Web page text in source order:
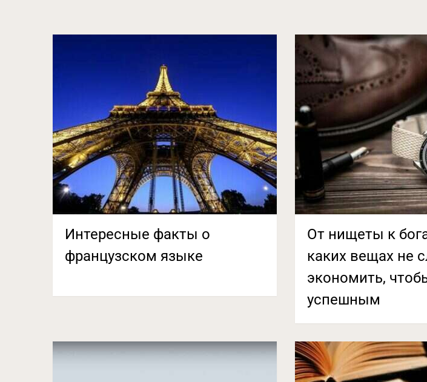
Интересные факты о
французском языке
От нищеты к
каких вещах не
экономить,
успешным